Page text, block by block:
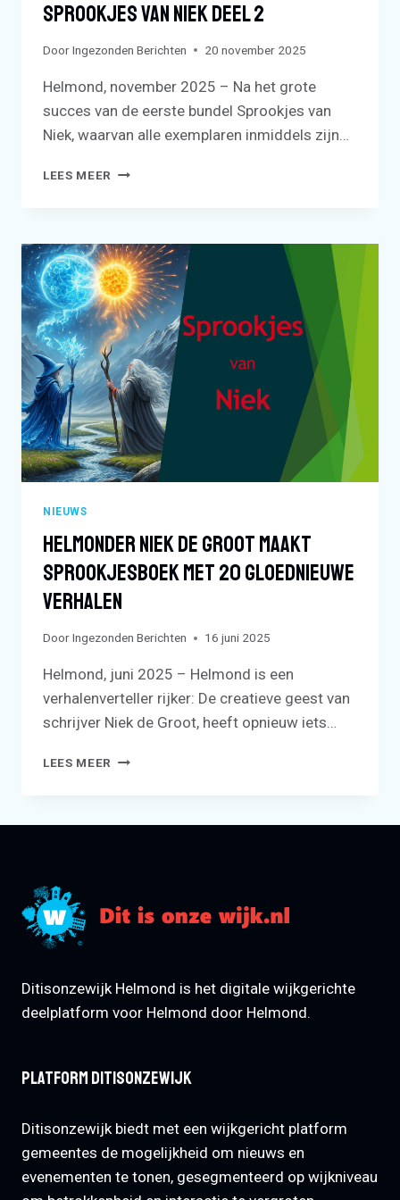
Sprookjes Van Niek Deel 2
DoorIngezonden Berichten 20 november 2025
Helmond, november 2025 – Na het grote
succes van de eerste bundel Sprookjes van
Niek, waarvan alle exemplaren inmiddels zijn…
LEES MEER SPROOKJES
2
NIEUWS
Helmonder Niek De Groot Maakt
Sprookjesboek Met 20 Gloednieuwe
Verhalen
DoorIngezonden Berichten 16 juni 2025
Helmond, juni 2025 – Helmond is een
verhalenverteller rijker: De creatieve geest van
schrijver Niek de Groot, heeft opnieuw iets…
LEES MEER HELMONDER
GLOEDNIEUWE
VERHALEN
Ditisonzewijk Helmond is het digitale wijkgerichte
deelplatform voor Helmond door Helmond.
Platform Ditisonzewijk
Ditisonzewijk biedt met een wijkgericht platform
gemeentes de mogelijkheid om nieuws en
evenementen te tonen, gesegmenteerd op wijkniveau